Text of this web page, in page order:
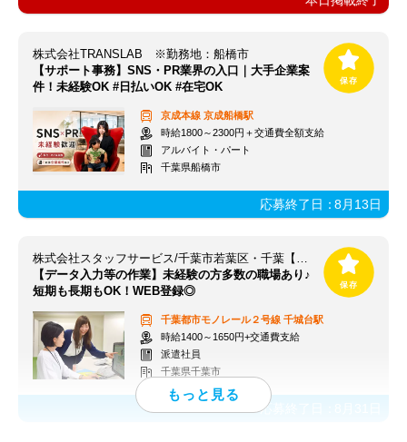
株式会社TRANSLAB ※勤務地：船橋市
【サポート事務】SNS・PR業界の入口｜大手企業案
件！未経験OK #日払いOK #在宅OK
京成本線 京成船橋駅
時給1800～2300円＋交通費全額支給
アルバイト・パート
千葉県船橋市
応募終了日：8月13日
株式会社スタッフサービス/千葉市若葉区・千葉【千城台駅】
【データ入力等の作業】未経験の方多数の職場あり♪
短期も長期もOK！WEB登録◎
千葉都市モノレール２号線 千城台駅
時給1400～1650円+交通費支給
派遣社員
千葉県千葉市
応募終了日：